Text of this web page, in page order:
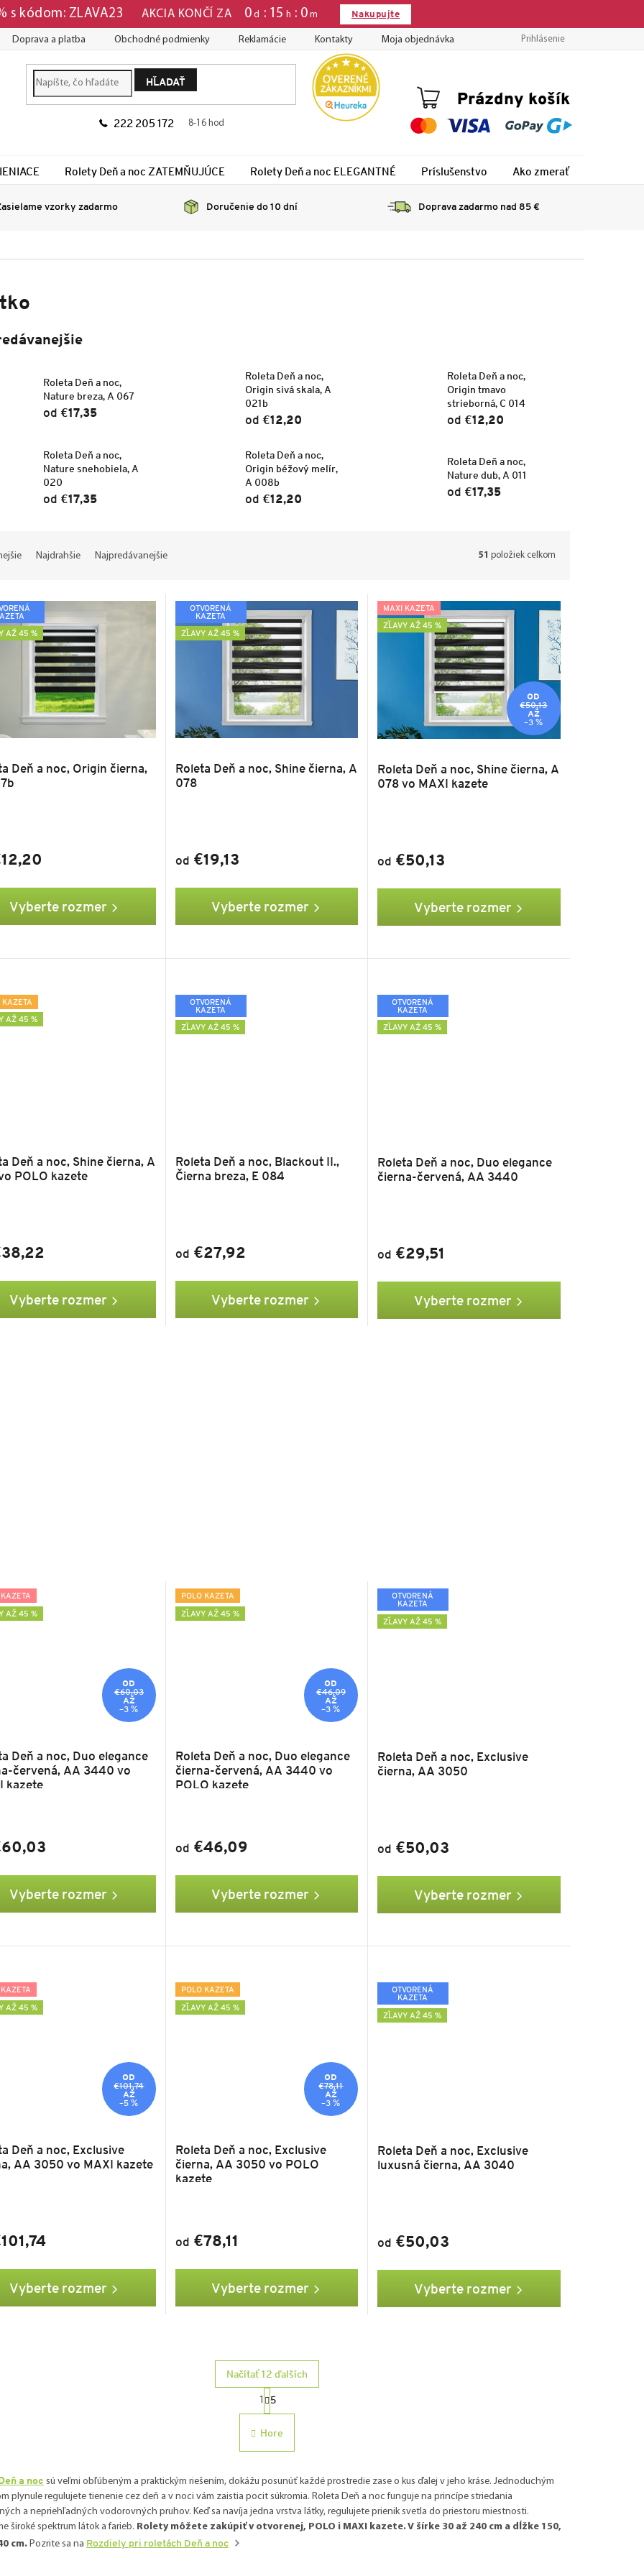
s kódom: ZLAVA23 AKCIA KONČÍ ZA 0 d 15 h 0 m Nakupujte
Doprava a platba Obchodné podmienky Reklamácie Kontakty Moja objednávka Prihlásenie
HĽADAŤ
222 205 172 8-16 hod
Nákupný
Prázdny košík
Rolety Deň a noc ZATEMŇUJÚCE Rolety Deň a noc ELEGANTNÉ Príslušenstvo Ako zmerať
vzorky zadarmo Doručenie do 10 dní Doprava zadarmo nad 85 €
Roleta Deň a noc,
Nature breza, A 067
od €17,35
Roleta Deň a noc,
Origin sivá skala, A
021b
od €12,20
Roleta Deň a noc,
Origin tmavo
strieborná, C 014
od €12,20
Roleta Deň a noc,
Nature snehobiela, A
020
od €17,35
Roleta Deň a noc,
Origin béžový melír,
A 008b
od €12,20
Roleta Deň a noc,
Nature dub, A 011
od €17,35
Najdrahšie Najpredávanejšie 51 položiek celkom
AŽ 45 %
Deň a noc, Origin čierna,
Vyberte rozmer
OTVORENÁ
KAZETA
ZĽAVY AŽ 45 %
Roleta Deň a noc, Shine čierna, A
078
od €19,13
Vyberte rozmer
MAXI KAZETA
ZĽAVY AŽ 45 %
OD
€50,13
AŽ
–3 %
Roleta Deň a noc, Shine čierna, A
078 vo MAXI kazete
od €50,13
Vyberte rozmer
KAZETA
AŽ 45 %
Deň a noc, Shine čierna, A
POLO kazete
Vyberte rozmer
OTVORENÁ
KAZETA
ZĽAVY AŽ 45 %
Roleta Deň a noc, Blackout II.,
Čierna breza, E 084
od €27,92
Vyberte rozmer
OTVORENÁ
KAZETA
ZĽAVY AŽ 45 %
Roleta Deň a noc, Duo elegance
čierna-červená, AA 3440
od €29,51
Vyberte rozmer
AŽ 45 %
OD
€60,03
AŽ
–3 %
Deň a noc, Duo elegance
červená, AA 3440 vo
kazete
Vyberte rozmer
POLO KAZETA
ZĽAVY AŽ 45 %
OD
€46,09
AŽ
–3 %
Roleta Deň a noc, Duo elegance
čierna-červená, AA 3440 vo
POLO kazete
od €46,09
Vyberte rozmer
OTVORENÁ
KAZETA
ZĽAVY AŽ 45 %
Roleta Deň a noc, Exclusive
čierna, AA 3050
od €50,03
Vyberte rozmer
AŽ 45 %
OD
€101,74
AŽ
–5 %
Deň a noc, Exclusive
AA 3050 vo MAXI kazete
Vyberte rozmer
POLO KAZETA
ZĽAVY AŽ 45 %
OD
€78,11
AŽ
–3 %
Roleta Deň a noc, Exclusive
čierna, AA 3050 vo POLO
kazete
od €78,11
Vyberte rozmer
OTVORENÁ
KAZETA
ZĽAVY AŽ 45 %
Roleta Deň a noc, Exclusive
luxusná čierna, AA 3040
od €50,03
Vyberte rozmer
O
l
á
a
c
i
e
p
Načítať 12 ďalších
S
t
r
á
n
o
v
a
1 5
Hore
a noc sú veľmi obľúbeným a praktickým riešením, dokážu posunúť každé prostredie zase o kus ďalej v jeho kráse. Jednoduchým
plynule regulujete tienenie cez deň a v noci vám zaistia pocit súkromia. Roleta Deň a noc funguje na princípe striedania
a nepriehľadných vodorovných pruhov. Keď sa navíja jedna vrstva látky, regulujete prienik svetla do priestoru miestnosti.
široké spektrum látok a farieb. Rolety môžete zakúpiť v otvorenej, POLO i MAXI kazete. V šírke 30 až 240 cm a dĺžke 150,
cm. Pozrite sa na Rozdiely pri roletách Deň a noc